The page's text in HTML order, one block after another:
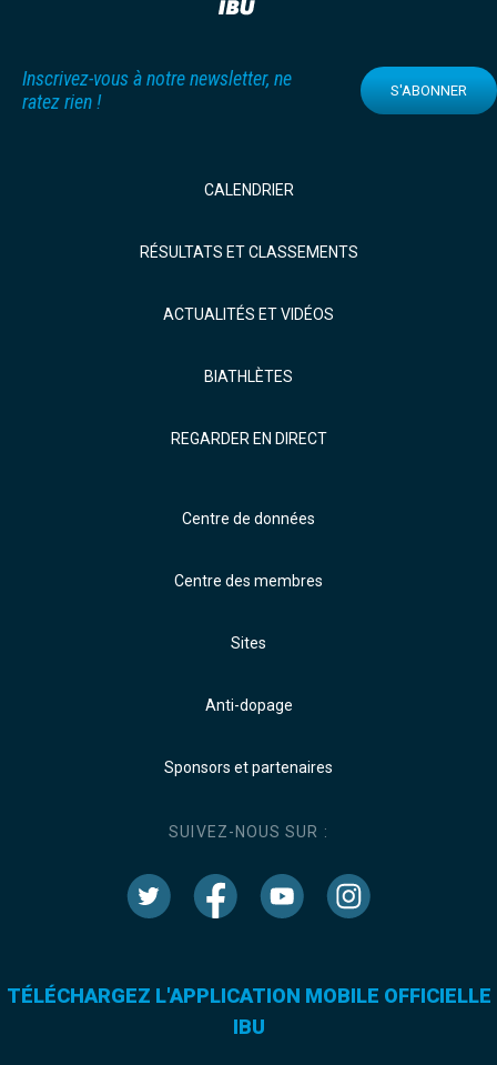
Inscrivez-vous à notre newsletter, ne
ratez rien !
S'ABONNER
CALENDRIER
RÉSULTATS ET CLASSEMENTS
ACTUALITÉS ET VIDÉOS
BIATHLÈTES
REGARDER EN DIRECT
Centre de données
Centre des membres
Sites
Anti-dopage
Sponsors et partenaires
SUIVEZ-NOUS SUR :
TÉLÉCHARGEZ L'APPLICATION MOBILE OFFICIELLE
IBU